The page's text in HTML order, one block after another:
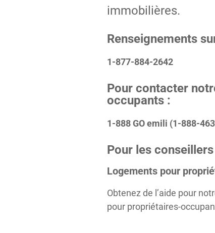
immobilières.
Renseignements
1-877-884-2642
Pour contacter
occupants :
1-888 GO emili (1-888-
Pour les
Logements pour
Obtenez de l’aide pour
pour propriétaires-